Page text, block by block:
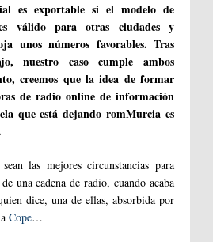
es exportable si el modelo de
válido para otras ciudades y
unos números favorables. Tras
nuestro caso cumple ambos
creemos que la idea de formar
de radio online de información
que está dejando romMurcia es
las mejores circunstancias para
una cadena de radio, cuando acaba
dice, una de ellas, absorbida por
Cope…